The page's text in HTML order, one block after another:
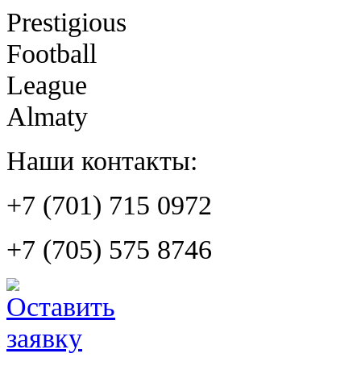
Prestigious
Football
League
Almaty
Наши контакты:
+7 (701) 715 0972
+7 (705) 575 8746